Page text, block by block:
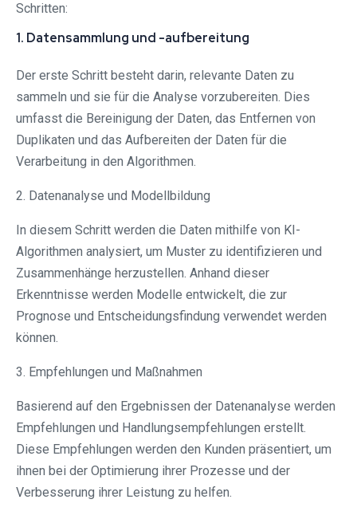
Schritten:
1. Datensammlung und -aufbereitung
Der erste Schritt besteht darin, relevante Daten zu
sammeln und sie für die Analyse vorzubereiten. Dies
umfasst die Bereinigung der Daten, das Entfernen von
Duplikaten und das Aufbereiten der Daten für die
Verarbeitung in den Algorithmen.
2. Datenanalyse und Modellbildung
In diesem Schritt werden die Daten mithilfe von KI-
Algorithmen analysiert, um Muster zu identifizieren und
Zusammenhänge herzustellen. Anhand dieser
Erkenntnisse werden Modelle entwickelt, die zur
Prognose und Entscheidungsfindung verwendet werden
können.
3. Empfehlungen und Maßnahmen
Basierend auf den Ergebnissen der Datenanalyse werden
Empfehlungen und Handlungsempfehlungen erstellt.
Diese Empfehlungen werden den Kunden präsentiert, um
ihnen bei der Optimierung ihrer Prozesse und der
Verbesserung ihrer Leistung zu helfen.